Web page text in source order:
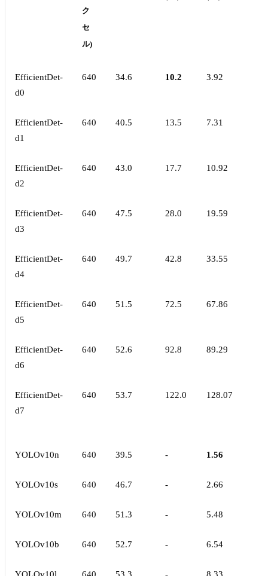
ク
セ
ル)
EfficientDet-
d0
640 34.6 10.2 3.92
EfficientDet-
d1
640 40.5 13.5 7.31
EfficientDet-
d2
640 43.0 17.7 10.92
EfficientDet-
d3
640 47.5 28.0 19.59
EfficientDet-
d4
640 49.7 42.8 33.55
EfficientDet-
d5
640 51.5 72.5 67.86
EfficientDet-
d6
640 52.6 92.8 89.29
EfficientDet-
d7
640 53.7 122.0 128.07
YOLOv10n 640 39.5 - 1.56
YOLOv10s 640 46.7 - 2.66
YOLOv10m 640 51.3 - 5.48
YOLOv10b 640 52.7 - 6.54